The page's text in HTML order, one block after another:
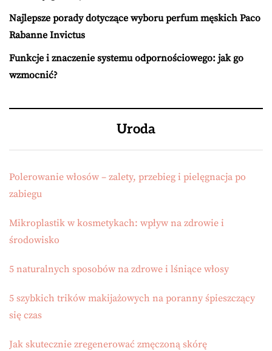
Najlepsze porady dotyczące wyboru perfum męskich Paco
Rabanne Invictus
Funkcje i znaczenie systemu odpornościowego: jak go
wzmocnić?
Uroda
Polerowanie włosów – zalety, przebieg i pielęgnacja po
zabiegu
Mikroplastik w kosmetykach: wpływ na zdrowie i
środowisko
5 naturalnych sposobów na zdrowe i lśniące włosy
5 szybkich trików makijażowych na poranny śpieszczący
się czas
Jak skutecznie zregenerować zmęczoną skórę